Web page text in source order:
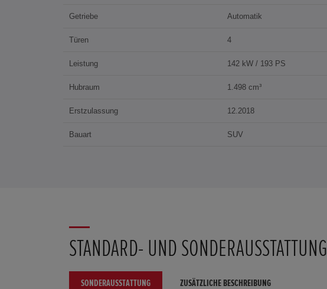
Getriebe Automatik
Türen 4
Leistung 142 kW / 193 PS
Hubraum 1.498 cm³
Erstzulassung 12.2018
Bauart SUV
STANDARD- UND SONDERAUSSTATTUNG
SONDERAUSSTATTUNG ZUSÄTZLICHE BESCHREIBUNG